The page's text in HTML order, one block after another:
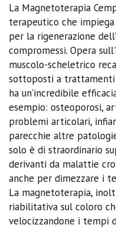
La Magnetoterapia
terapeutico che
per la rigenerazione
compromessi. Opera
muscolo-scheletrico
sottoposti a
ha un’incredibile
esempio: osteoporosi,
problemi articolari,
parecchie altre
solo è di straordinario
derivanti da malattie
anche per dimezzare i
La magnetoterapia,
riabilitativa sul coloro
velocizzandone i tempi